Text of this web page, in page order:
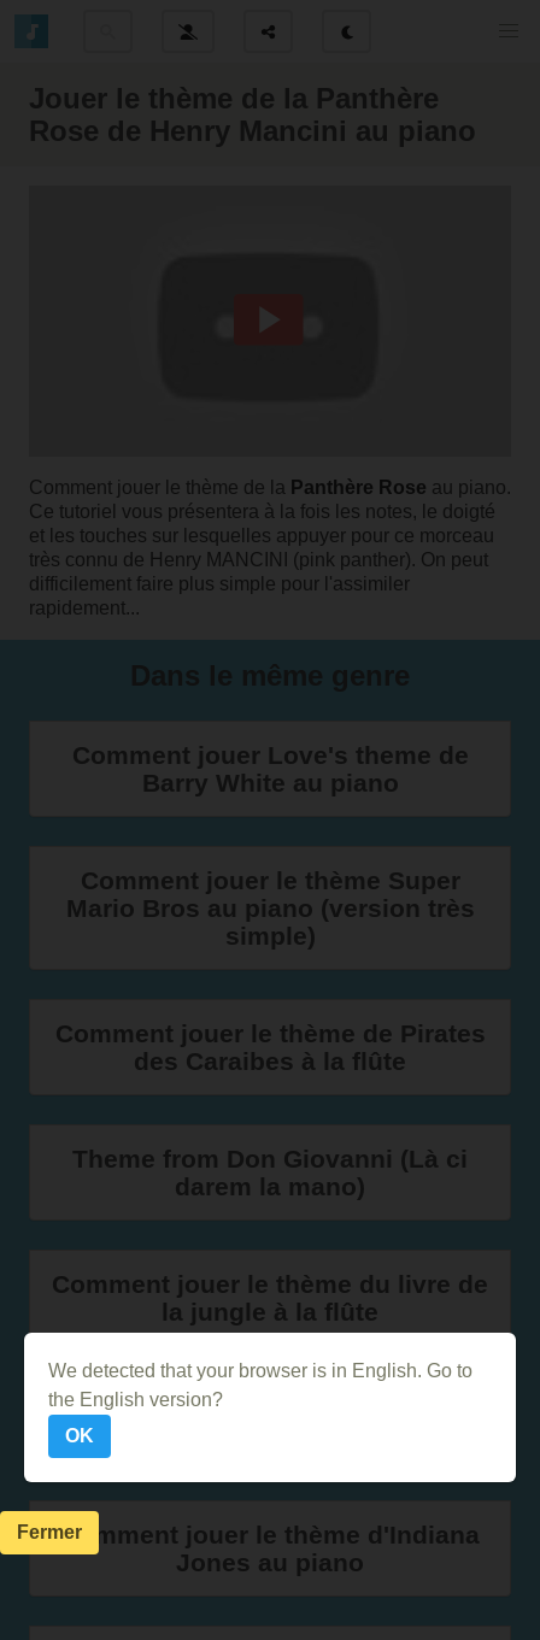
Jouer le thème de la Panthère
Rose de Henry Mancini au piano
Comment jouer le thème de la Panthère Rose au piano.
Ce tutoriel vous présentera à la fois les notes, le doigté
et les touches sur lesquelles appuyer pour ce morceau
très connu de Henry MANCINI
(pink panther). On peut
difficilement faire plus simple pour l'assimiler
rapidement...
Comment jouer Love's theme de
Barry White au piano
Comment jouer le thème Super
Mario Bros au piano (version très
simple)
Comment jouer le thème de Pirates
des Caraibes à la flûte
Theme from Don Giovanni (Là ci
darem la mano)
Comment jouer le thème du livre de
la jungle à la flûte
La Vie en Rose d'Edith Piaf au
Comment jouer le thème d'Indiana
Jones au piano
We detected that your browser is in English. Go to
the English version?
OK
Fermer